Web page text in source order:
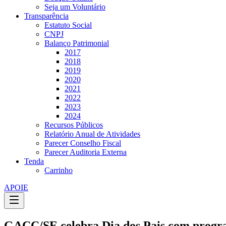
Seja um Voluntário
Transparência
Estatuto Social
CNPJ
Balanço Patrimonial
2017
2018
2019
2020
2021
2022
2023
2024
Recursos Públicos
Relatório Anual de Atividades
Parecer Conselho Fiscal
Parecer Auditoria Externa
Tenda
Carrinho
APOIE